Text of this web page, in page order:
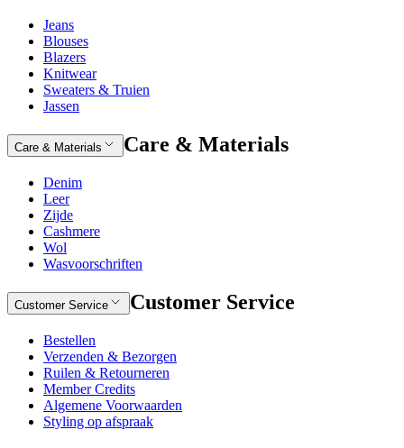
Jeans
Blouses
Blazers
Knitwear
Sweaters & Truien
Jassen
Care & Materials Care & Materials
Denim
Leer
Zijde
Cashmere
Wol
Wasvoorschriften
Customer Service Customer Service
Bestellen
Verzenden & Bezorgen
Ruilen & Retourneren
Member Credits
Algemene Voorwaarden
Styling op afspraak